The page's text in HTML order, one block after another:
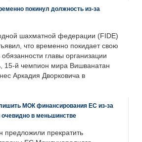
покинул должность из-за
шахматной федерации (FIDE)
что временно покидает свою
главы организации
15-й чемпион мира Вишванатан
Аркадия Дворковича в
МОК финансирования ЕС из-за
очевидно в меньшинстве
предложили прекратить